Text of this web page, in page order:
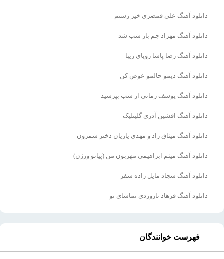
دانلود آهنگ علی قمصری خیز رستم
دانلود آهنگ مهراد جم باز شب شد
دانلود آهنگ رضا پاشا رویای زیبا
دانلود آهنگ دیمو حالمو عوض کن
دانلود آهنگ یوسف زمانی از شب بپرسید
دانلود آهنگ افشین آذری گلینلیک
دانلود آهنگ میثاق راد و مهدی یاریان دختر شمرون
دانلود آهنگ میثم ابراهیمی مهربون من (پیانو ورژن)
دانلود آهنگ سجاد مایل زاده سفر
دانلود آهنگ فرهاد تاروردی تماشای تو
فهرست خوانندگان